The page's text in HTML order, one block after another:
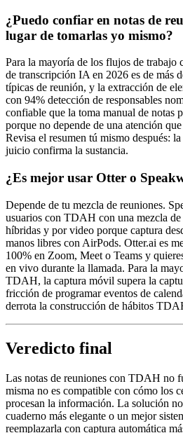
¿Puedo confiar en notas de
lugar de tomarlas yo mismo?
Para la mayoría de los flujos de
de transcripción IA en 2026 es de más
típicas de reunión, y la extracción de
con 94% detección de responsables
confiable que la toma manual de notas
porque no depende de una atención
Revisa el resumen tú mismo después:
juicio confirma la sustancia.
¿Es mejor usar Otter o
Depende de tu mezcla de reuniones.
usuarios con TDAH con una mezcla de
híbridas y por video porque captura
manos libres con AirPods. Otter.ai es
100% en Zoom, Meet o Teams y
en vivo durante la llamada. Para la
TDAH, la captura móvil supera la
fricción de programar eventos de
derrota la construcción de hábitos
Veredicto final
Las notas de reuniones con TDAH no
misma no es compatible con cómo los
procesan la información. La solución
cuaderno más elegante o un mejor
reemplazarla con captura automática